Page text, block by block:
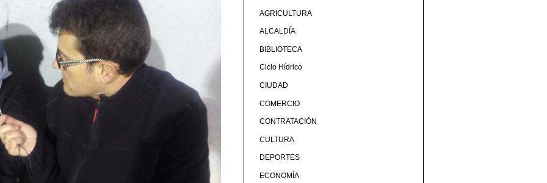
AGRICULTURA
ALCALDÍA
BIBLIOTECA
Ciclo Hídrico
CIUDAD
COMERCIO
CONTRATACIÓN
CULTURA
DEPORTES
ECONOMÍA